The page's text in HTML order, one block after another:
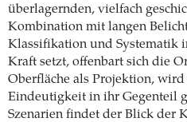
überlagernden, vielfach
Kombination mit langen
Klassifikation und Systematik
Kraft setzt, offenbart sich die
Oberfläche als Projektion,
Eindeutigkeit in ihr Gegenteil
Szenarien findet der Blick der